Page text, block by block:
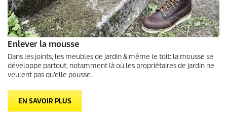
Enlever la mousse
Dans les joints, les meubles de jardin & même le toit: la mousse se
développe partout, notamment là où les propriétaires de jardin ne
veulent pas qu’elle pousse.
EN SAVOIR PLUS